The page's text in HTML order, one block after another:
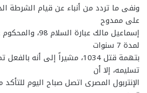
ونفى ما تردد من أنباء عن قيام الشرطة
على ممدوح
إسماعيل مالك عبارة
لمدة 7 سنوات
بتهمة قتل 1034، مشيراً إلى أنه
تسليمه، إلا أن
الإنتربول المصرى اتصل صباح اليوم للتأكد